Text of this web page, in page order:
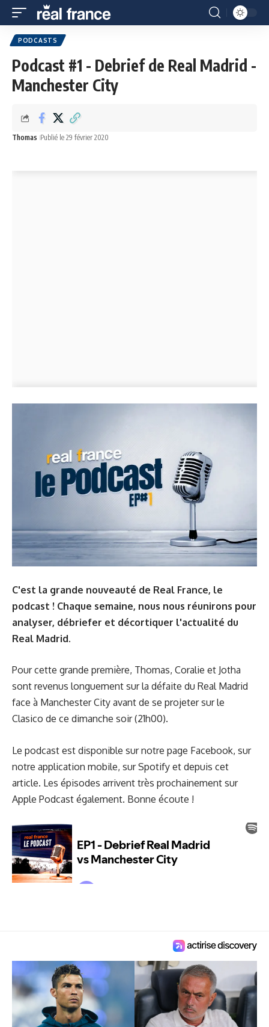
PODCASTS
Podcast #1 - Debrief de Real Madrid -
Manchester City
Thomas Publié le 29 février 2020
C'est la grande nouveauté de Real France, le
podcast ! Chaque semaine, nous nous réunirons pour
analyser, débriefer et décortiquer l'actualité du
Real Madrid.
Pour cette grande première, Thomas, Coralie et Jotha
sont revenus longuement sur la défaite du Real Madrid
face à Manchester City avant de se projeter sur le
Clasico de ce dimanche soir (21h00).
Le podcast est disponible sur notre page Facebook, sur
notre application mobile, surSpotify et depuis cet
article. Les épisodes arrivent très prochainement sur
Apple Podcast également. Bonne écoute !